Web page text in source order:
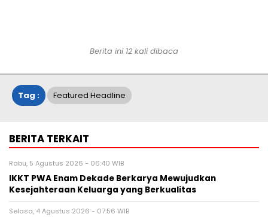
Berita ini 12 kali dibaca
Tag : Featured Headline
BERITA TERKAIT
Rabu, 5 Agustus 2026 - 06:40 WIB
IKKT PWA Enam Dekade Berkarya Mewujudkan
Kesejahteraan Keluarga yang Berkualitas
Selasa, 4 Agustus 2026 - 07:56 WIB